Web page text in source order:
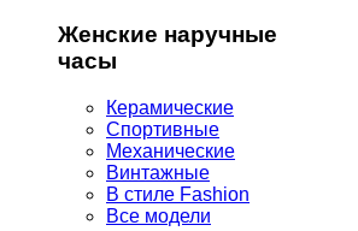
Женские наручные
часы
Керамические
Спортивные
Механические
Винтажные
В стиле Fashion
Все модели